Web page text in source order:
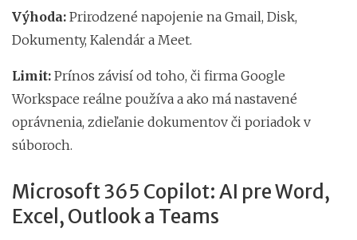
Výhoda: Prirodzené napojenie na Gmail, Disk,
Dokumenty, Kalendár a Meet.
Limit: Prínos závisí od toho, či firma Google
Workspace reálne používa a ako má nastavené
oprávnenia, zdieľanie dokumentov či poriadok v
súboroch.
Microsoft 365 Copilot: AI pre Word,
Excel, Outlook a Teams